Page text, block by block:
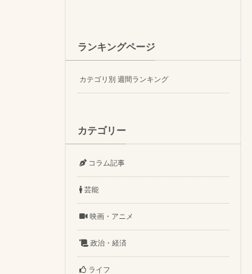
ランキングページ
カテゴリ別 週間ランキング
カテゴリー
コラム記事
芸能
映画・アニメ
政治・経済
ライフ